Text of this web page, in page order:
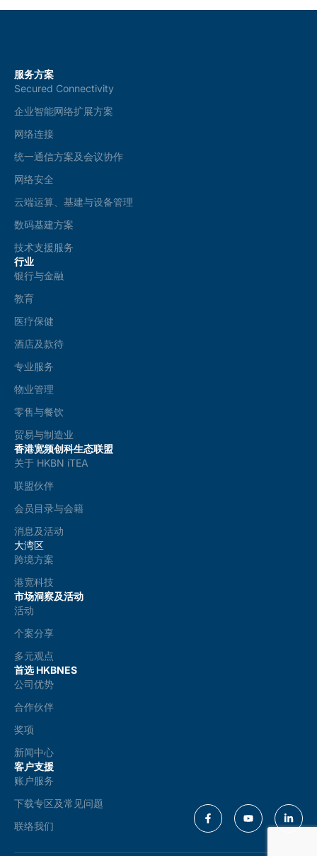
i
s
*
服务方案
Secured Connectivity
企业智能网络扩展方案
网络连接
统一通信方案及会议协作
网络安全
云端运算、基建与设备管理
数码基建方案
技术支援服务
行业
银行与金融
教育
医疗保健
酒店及款待
专业服务
物业管理
零售与餐饮
贸易与制造业
香港宽频创科生态联盟
关于 HKBN iTEA
联盟伙伴
会员目录与会籍
消息及活动
大湾区
跨境方案
港宽科技
市场洞察及活动
活动
个案分享
多元观点
首选 HKBNES
公司优势
合作伙伴
奖项
新闻中心
客户支援
账户服务
下载专区及常见问题
联络我们